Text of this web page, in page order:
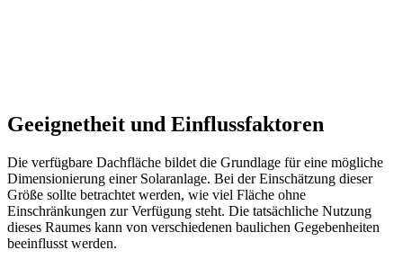
Geeignetheit und Einflussfaktoren
Die verfügbare Dachfläche bildet die Grundlage für eine mögliche
Dimensionierung einer Solaranlage. Bei der Einschätzung dieser
Größe sollte betrachtet werden, wie viel Fläche ohne
Einschränkungen zur Verfügung steht. Die tatsächliche Nutzung
dieses Raumes kann von verschiedenen baulichen Gegebenheiten
beeinflusst werden.